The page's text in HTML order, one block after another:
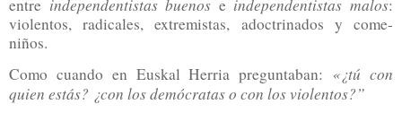
entre independentistas buenos e independentistas malos:
violentos, radicales, extremistas, adoctrinados y come-
niños.
Como cuando en Euskal Herria preguntaban: «¿tú con
quien estás? ¿con los demócratas o con los violentos?”